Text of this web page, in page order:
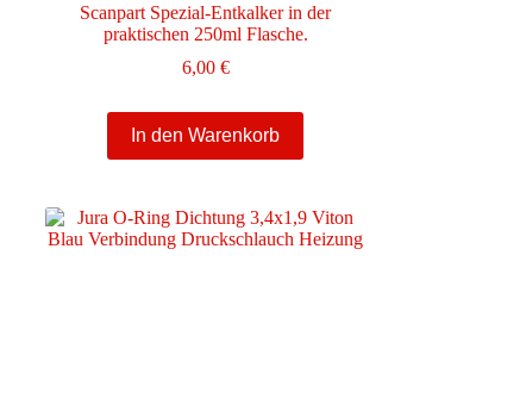
Scanpart Spezial-Entkalker in der
praktischen 250ml Flasche.
6,00 €
In den Warenkorb